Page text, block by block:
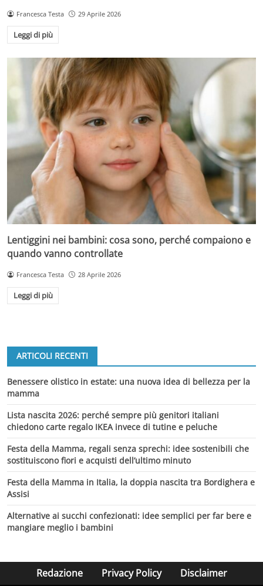
Francesca Testa 29 Aprile 2026
Leggi di più
Lentiggini nei bambini: cosa sono, perché compaiono e
quando vanno controllate
Francesca Testa 28 Aprile 2026
Leggi di più
ARTICOLI RECENTI
Benessere olistico in estate: una nuova idea di bellezza per la
mamma
Lista nascita 2026: perché sempre più genitori italiani
chiedono carte regalo IKEA invece di tutine e peluche
Festa della Mamma, regali senza sprechi: idee sostenibili che
sostituiscono fiori e acquisti dell’ultimo minuto
Festa della Mamma in Italia, la doppia nascita tra Bordighera e
Assisi
Alternative ai succhi confezionati: idee semplici per far bere e
mangiare meglio i bambini
Redazione Privacy Policy Disclaimer